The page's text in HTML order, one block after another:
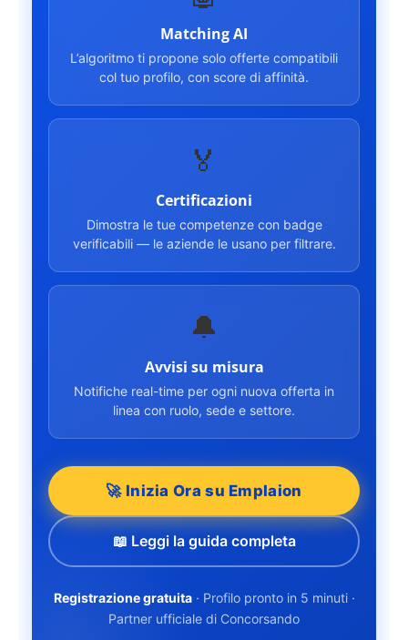
Matching AI
L’algoritmo ti propone solo offerte compatibili
col tuo profilo, con score di affinità.
🏅
Certificazioni
Dimostra le tue competenze con badge
verificabili — le aziende le usano per filtrare.
🔔
Avvisi su misura
Notifiche real-time per ogni nuova offerta in
linea con ruolo, sede e settore.
🚀 Inizia Ora su Emplaion
📖 Leggi la guida completa
Registrazione gratuita· Profilo pronto in 5 minuti ·
Partner ufficiale di Concorsando